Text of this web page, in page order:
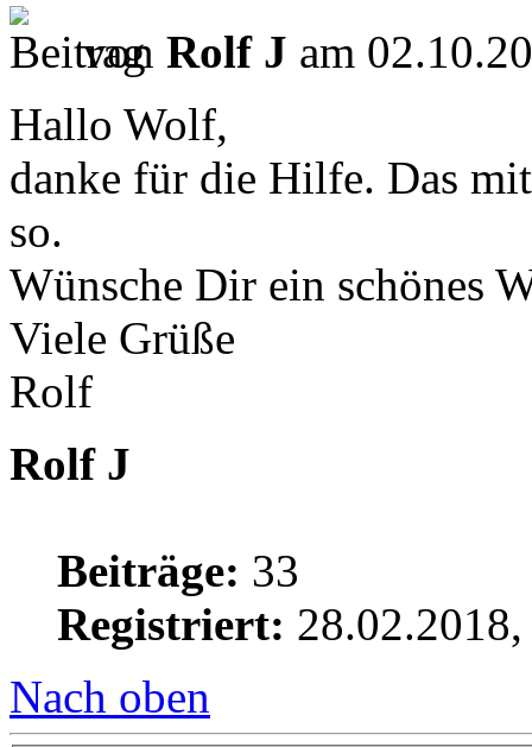
von Rolf J am
Hallo Wolf,
danke für die Hilfe. Das
so.
Wünsche Dir ein schönes
Viele Grüße
Rolf
Rolf J
Beiträge: 33
Registriert:
Nach oben